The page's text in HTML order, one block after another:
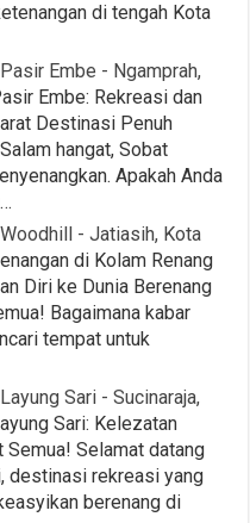
di tengah Kota
Embe - Ngamprah,
Embe: Rekreasi dan
Destinasi Penuh
hangat, Sobat
Apakah Anda
Woodhill - Jatiasih, Kota
di Kolam Renang
Diri ke Dunia Berenang
Bagaimana kabar
tempat untuk
Sari - Sucinaraja,
Sari: Kelezatan
Semua! Selamat datang
destinasi rekreasi yang
berenang di